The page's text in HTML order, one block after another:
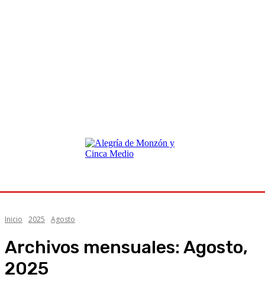
Inicio 2025 Agosto
Archivos mensuales: Agosto,
2025